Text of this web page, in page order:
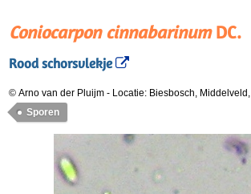
Coniocarpon cinnabarinumDC.
Rood schorsvlekje
© Arno van der Pluijm - Locatie: Biesbosch,
Sporen